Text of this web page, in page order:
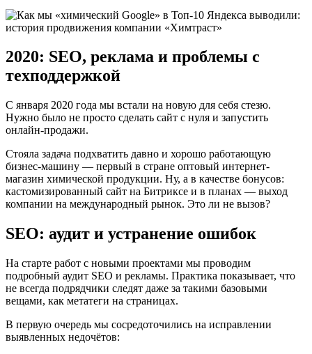
2020: SEO, реклама и проблемы с
техподдержкой
С января 2020 года мы встали на новую для себя стезю.
Нужно было не просто сделать сайт с нуля и запустить
онлайн-продажи.
Стояла задача подхватить давно и хорошо работающую
бизнес-машину — первый в стране оптовый интернет-
магазин химической продукции. Ну, а в качестве бонусов:
кастомизированный сайт на Битриксе и в планах — выход
компании на международный рынок. Это ли не вызов?
SEO: аудит и устранение ошибок
На старте работ с новыми проектами мы проводим
подробный аудит SEO и рекламы. Практика показывает, что
не всегда подрядчики следят даже за такими базовыми
вещами, как метатеги на страницах.
В первую очередь мы сосредоточились на исправлении
выявленных недочётов: